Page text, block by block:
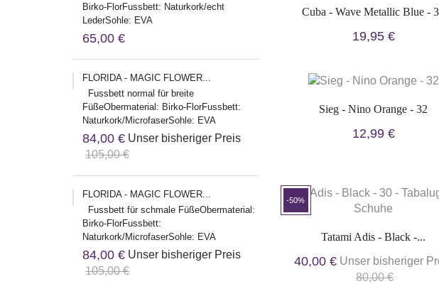
Birko-FlorFussbett: Naturkork/echt
LederSohle: EVA
65,00 €
FLORIDA - MAGIC FLOWER...
Fussbett normal für breite
FüßeObermaterial: Birko-FlorFussbett:
Naturkork/MicrofaserSohle: EVA
84,00 € Unser bisheriger Preis
105,00 €
FLORIDA - MAGIC FLOWER...
Fussbett für schmale FüßeObermaterial:
Birko-FlorFussbett:
Naturkork/MicrofaserSohle: EVA
84,00 € Unser bisheriger Preis
105,00 €
Cuba - Wave Metallic Blue -
19,95 €
Sieg - Nino Orange - 32
12,99 €
-50%
Tatami Adis - Black -...
40,00 € Unser bisheriger
80,00 €